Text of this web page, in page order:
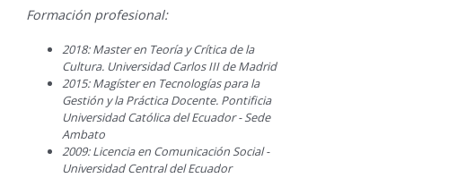
Formación profesional:
2018: Master en Teoría y Crítica de la
Cultura. Universidad Carlos III de Madrid
2015: Magíster en Tecnologías para la
Gestión y la Práctica Docente. Pontificia
Universidad Católica del Ecuador - Sede
Ambato
2009: Licencia en Comunicación Social -
Universidad Central del Ecuador